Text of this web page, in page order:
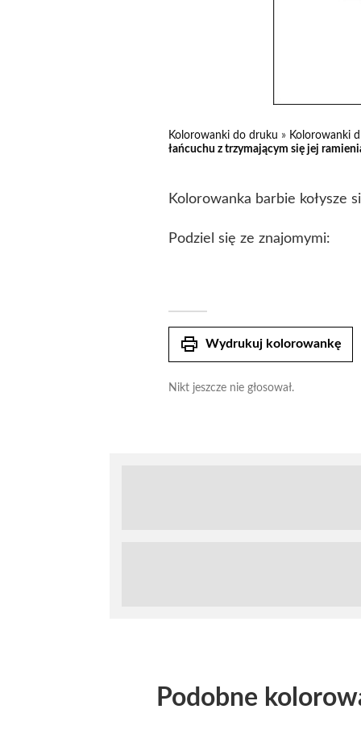
Kolorowanki do druku » Kolorowanki
łańcuchu z trzymającym się jej
Kolorowanka barbie kołysze
Podziel się ze znajomymi:
print Wydrukuj kolorowankę
Nikt jeszcze nie głosował.
Podobne